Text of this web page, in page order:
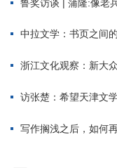
鲁奖访谈 | 蒲隆:像老
中拉文学：书页之间
浙江文化观察：新大
访张楚：希望天津文
写作搁浅之后，如何